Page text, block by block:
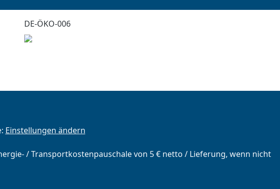
DE-ÖKO-006
Einstellungen ändern
/ Transportkostenpauschale von 5 € netto / Lieferung, wenn nicht